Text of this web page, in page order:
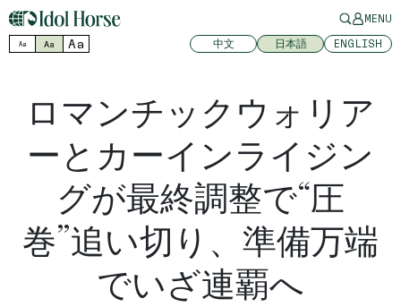
MENU
Aa Aa Aa 中文 日本語 ENGLISH
ロマンチックウォリア
ーとカーインライジン
グが最終調整で“圧
巻”追い切り、準備万端
でいざ連覇へ